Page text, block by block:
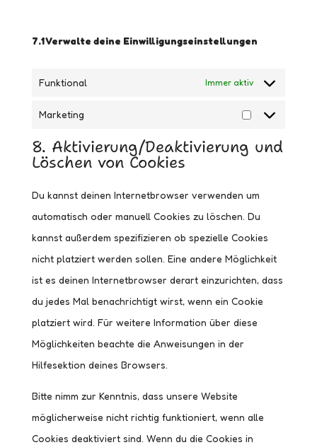
7.1 Verwalte deine Einwilligungseinstellungen
Funktional Immer aktiv
Marketing
8. Aktivierung/Deaktivierung und
Löschen von Cookies
Du kannst deinen Internetbrowser verwenden um
automatisch oder manuell Cookies zu löschen. Du
kannst außerdem spezifizieren ob spezielle Cookies
nicht platziert werden sollen. Eine andere Möglichkeit
ist es deinen Internetbrowser derart einzurichten, dass
du jedes Mal benachrichtigt wirst, wenn ein Cookie
platziert wird. Für weitere Information über diese
Möglichkeiten beachte die Anweisungen in der
Hilfesektion deines Browsers.
Bitte nimm zur Kenntnis, dass unsere Website
möglicherweise nicht richtig funktioniert, wenn alle
Cookies deaktiviert sind. Wenn du die Cookies in